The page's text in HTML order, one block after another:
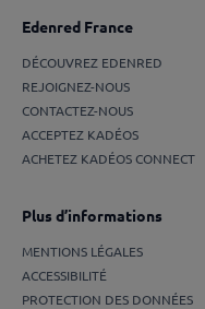
Edenred France
DÉCOUVREZ EDENRED
REJOIGNEZ-NOUS
CONTACTEZ-NOUS
ACCEPTEZ KADÉOS
ACHETEZ KADÉOS CONNECT
Plus d’informations
MENTIONS LÉGALES
ACCESSIBILITÉ
PROTECTION DES DONNÉES